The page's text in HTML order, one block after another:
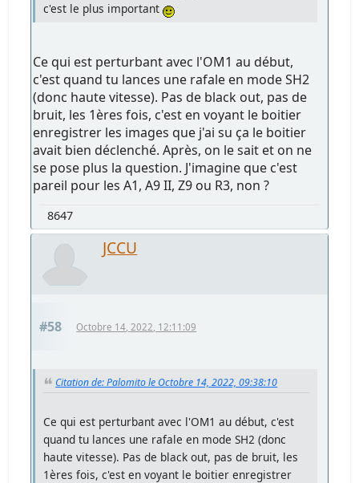
c'est le plus important
Ce qui est perturbant avec l'OM1 au début,
c'est quand tu lances une rafale en mode SH2
(donc haute vitesse). Pas de black out, pas de
bruit, les 1ères fois, c'est en voyant le boitier
enregistrer les images que j'ai su ça le boitier
avait bien déclenché. Après, on le sait et on ne
se pose plus la question. J'imagine que c'est
pareil pour les A1, A9 II, Z9 ou R3, non ?
8647
JCCU
#58 Octobre 14, 2022, 12:11:09
Citation de: Palomito le Octobre 14, 2022, 09:38:10
Ce qui est perturbant avec l'OM1 au début, c'est
quand tu lances une rafale en mode SH2 (donc
haute vitesse). Pas de black out, pas de bruit, les
1ères fois, c'est en voyant le boitier enregistrer